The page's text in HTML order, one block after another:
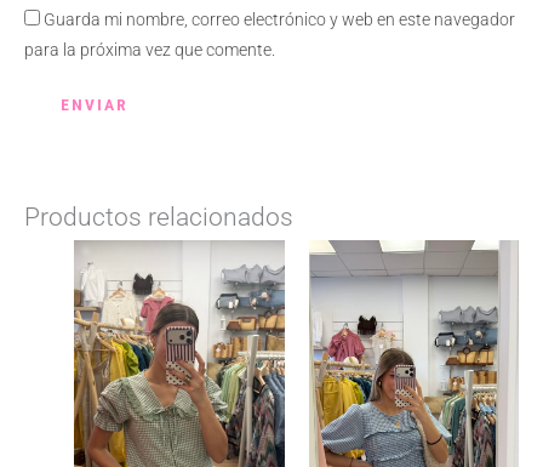
Guarda mi nombre, correo electrónico y web en este navegador
para la próxima vez que comente.
Productos relacionados